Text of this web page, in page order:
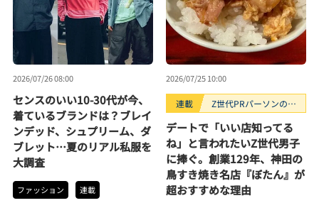
2026/07/26 08:00
センスのいい10-30代が今、
着ているブランドは？ブレイ
ンデッド、シュプリーム、ダ
ブレット…夏のリアル私服を
大調査
ファッション 連載
2026/07/25 10:00
連載
Z世代PRパーソンのキ
デートで「いい店知ってる
ね」と言われたいZ世代男子
に捧ぐ。創業129年、神田の
鳥すき焼き名店『ぼたん』が
超おすすめな理由